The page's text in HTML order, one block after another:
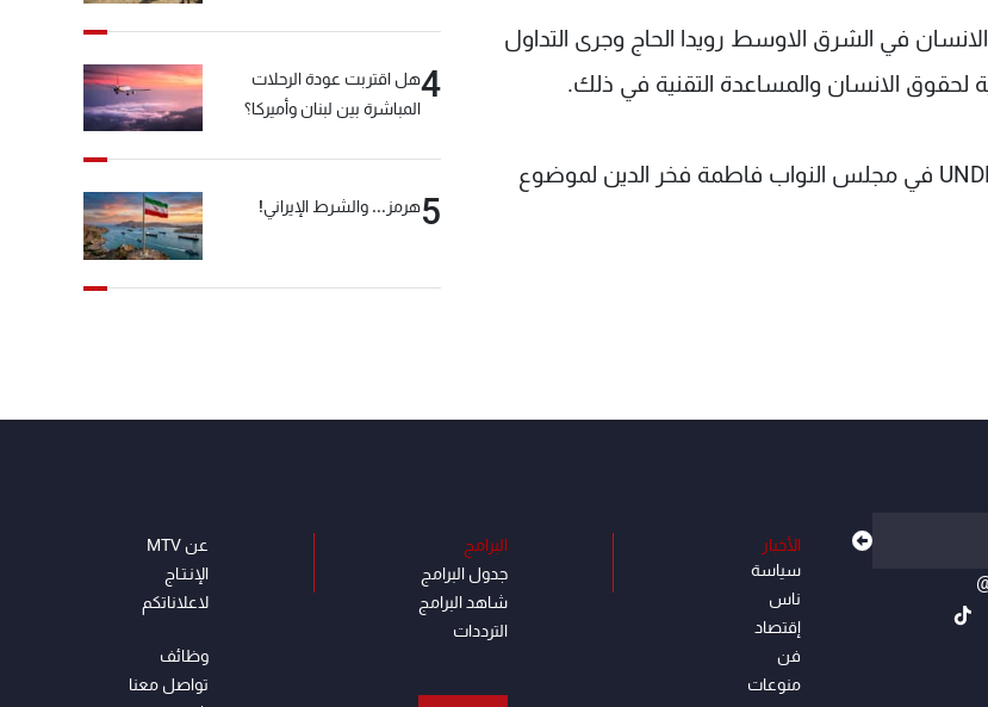
في الشرق الاوسط رويدا الحاج وجرى التداول
الانسان والمساعدة التقنية في ذلك.
وعرض مع وفد من الـUNDP ضم سيلين مويرو وممثلة الـUNDP في مجلس النواب فاطمة فخر الدين لموضوع
4هل اقتربت عودة الرحلات
المباشرة بين لبنان وأميركا؟
5هرمز... والشرط الإيراني!
الأخبار
سياسة
ناس
إقتصاد
فن
منوعات
البرامج
جدول البرامج
شاهد البرامج
الترددات
عن MTV
الإنـتـاج
لاعلاناتكم
وظائف
تواصل معنا